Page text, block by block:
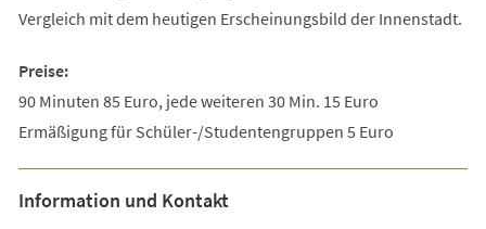
Vergleich mit dem heutigen Erscheinungsbild der Innenstadt.
Preise:
90 Minuten 85 Euro, jede weiteren 30 Min. 15 Euro
Ermäßigung für Schüler-/Studentengruppen 5 Euro
Information und Kontakt